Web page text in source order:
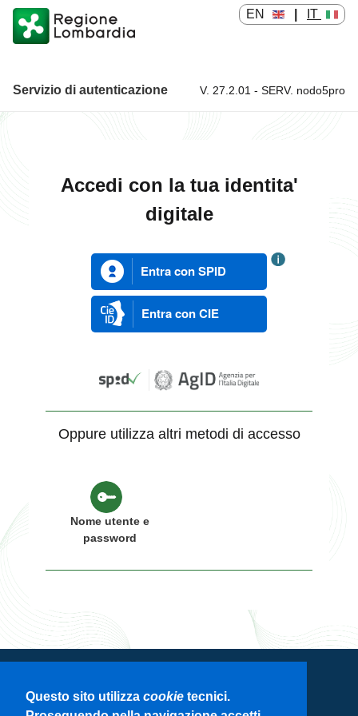
Questo sito utilizza cookie tecnici.
EN IT
Servizio di autenticazione Servizio di autenticazione
V. 27.2.01 - SERV. nodo5pro
Accedi con la tua identita'
digitale
Entra con SPID
Entra con CIE
Oppure utilizza altri metodi di accesso
Nome utente e
password
Servizio di autenticazione di Regione
Lombardia